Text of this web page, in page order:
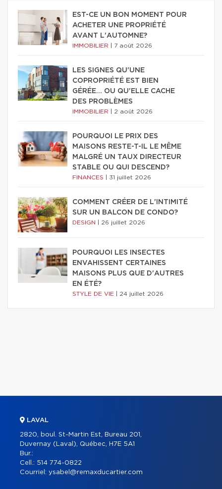
EST-CE UN BON MOMENT POUR
ACHETER UNE PROPRIÉTÉ
AVANT L'AUTOMNE?
IMMOBILIER 7 août 2026
LES SIGNES QU'UNE
COPROPRIÉTÉ EST BIEN
GÉRÉE… OU QU'ELLE CACHE
DES PROBLÈMES
IMMOBILIER 2 août 2026
POURQUOI LE PRIX DES
MAISONS RESTE-T-IL LE MÊME
MALGRÉ UN TAUX DIRECTEUR
STABLE OU QUI DESCEND?
FINANCES 31 juillet 2026
COMMENT CRÉER DE L'INTIMITÉ
SUR UN BALCON DE CONDO?
DESIGN 26 juillet 2026
POURQUOI LES INSECTES
ENVAHISSENT CERTAINES
MAISONS PLUS QUE D'AUTRES
EN ÉTÉ?
STYLE DE VIE 24 juillet 2026
LAVAL
2820, boul. St-Martin Est, Bureau 201,
Duvernay (Laval), Québec, H7E 5A1
Bur.:
Cell.: 514 774-0822
Courriel: ysabel@remaxducartier.com